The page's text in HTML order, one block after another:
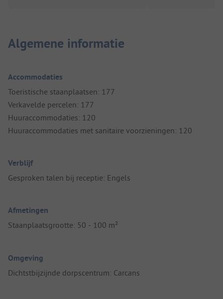
Algemene informatie
Accommodaties
Toeristische staanplaatsen: 177
Verkavelde percelen: 177
Huuraccommodaties: 120
Huuraccommodaties met sanitaire voorzieningen: 120
Verblijf
Gesproken talen bij receptie: Engels
Afmetingen
Staanplaatsgrootte: 50 - 100 m²
Omgeving
Dichtstbijzijnde dorpscentrum: Carcans